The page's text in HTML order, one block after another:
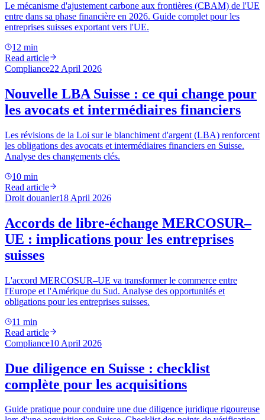
Le mécanisme d'ajustement carbone aux frontières (CBAM) de l'UE
entre dans sa phase financière en 2026. Guide complet pour les
entreprises suisses exportant vers l'UE.
12 min
Read article
Compliance22 April 2026
Nouvelle LBA Suisse : ce qui change pour
les avocats et intermédiaires financiers
Les révisions de la Loi sur le blanchiment d'argent (LBA) renforcent
les obligations des avocats et intermédiaires financiers en Suisse.
Analyse des changements clés.
10 min
Read article
Droit douanier18 April 2026
Accords de libre-échange MERCOSUR–
UE : implications pour les entreprises
suisses
L'accord MERCOSUR–UE va transformer le commerce entre
l'Europe et l'Amérique du Sud. Analyse des opportunités et
obligations pour les entreprises suisses.
11 min
Read article
Compliance10 April 2026
Due diligence en Suisse : checklist
complète pour les acquisitions
Guide pratique pour conduire une due diligence juridique rigoureuse